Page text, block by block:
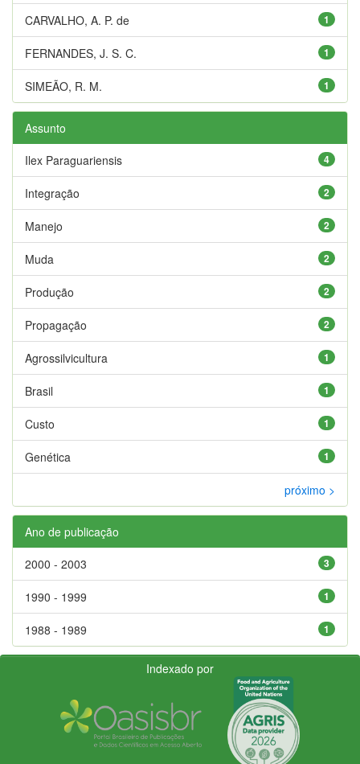
1
CARVALHO, A. P. de
1
FERNANDES, J. S. C.
1
SIMEÃO, R. M.
Assunto
4
Ilex Paraguariensis
2
Integração
2
Manejo
2
Muda
2
Produção
2
Propagação
1
Agrossilvicultura
1
Brasil
1
Custo
1
Genética
próximo >
Ano de publicação
3
2000 - 2003
1
1990 - 1999
1
1988 - 1989
Indexado por